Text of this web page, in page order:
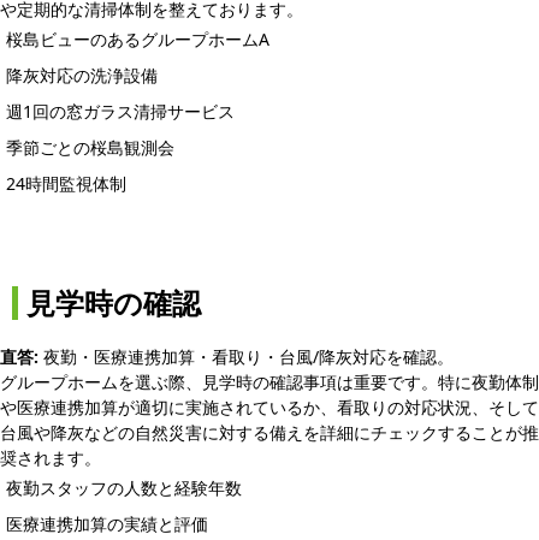
や定期的な清掃体制を整えております。
桜島ビューのあるグループホームA
降灰対応の洗浄設備
週1回の窓ガラス清掃サービス
季節ごとの桜島観測会
24時間監視体制
見学時の確認
直答: 夜勤・医療連携加算・看取り・台風/降灰対応を確認。
グループホームを選ぶ際、見学時の確認事項は重要です。特に夜勤体制
や医療連携加算が適切に実施されているか、看取りの対応状況、そして
台風や降灰などの自然災害に対する備えを詳細にチェックすることが推
奨されます。
夜勤スタッフの人数と経験年数
医療連携加算の実績と評価